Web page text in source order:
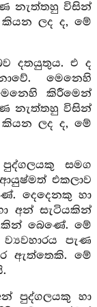
නැත්තහු විසින්
ලද ද, මේ
දතයුතුය. එ ද
මෙනෙහි
කිරීමෙන්
නැත්තහු විසින්
ලද ද, මේ
සමග
එකලාව
දෙදෙනකු හා
අන් සැටියකින්
බෙණේ. මේ
පැණ
ඇත්තෙකි. මේ
පුද්ගලයකු හා